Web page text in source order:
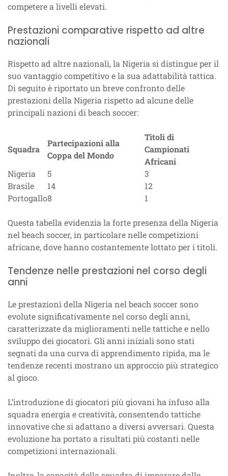
competere a livelli elevati.
Prestazioni comparative rispetto ad altre
nazionali
Rispetto ad altre nazionali, la Nigeria si distingue per il
suo vantaggio competitivo e la sua adattabilità tattica.
Di seguito è riportato un breve confronto delle
prestazioni della Nigeria rispetto ad alcune delle
principali nazioni di beach soccer:
Squadra
Partecipazioni alla
Coppa del Mondo
Titoli di
Campionati
Africani
Nigeria
5
3
Brasile
14
12
Portogallo8 1
Questa tabella evidenzia la forte presenza della Nigeria
nel beach soccer, in particolare nelle competizioni
africane, dove hanno costantemente lottato per i titoli.
Tendenze nelle prestazioni nel corso degli
anni
Le prestazioni della Nigeria nel beach soccer sono
evolute significativamente nel corso degli anni,
caratterizzate da miglioramenti nelle tattiche e nello
sviluppo dei giocatori. Gli anni iniziali sono stati
segnati da una curva di apprendimento ripida, ma le
tendenze recenti mostrano un approccio più strategico
al gioco.
L’introduzione di giocatori più giovani ha infuso alla
squadra energia e creatività, consentendo tattiche
innovative che si adattano a diversi avversari. Questa
evoluzione ha portato a risultati più costanti nelle
competizioni internazionali.